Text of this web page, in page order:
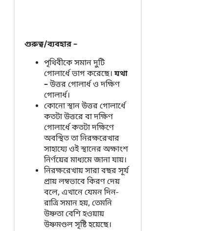
গুরুত্ব/ব্যবহার –
পৃথিবীকে সমান দুটি
গোলার্ধে ভাগ করেছে।যথা
–উত্তর গোলার্ধ ও দক্ষিণ
গোলার্ধ।
কোনো স্থান উত্তর গোলার্ধে
কতটা উত্তরে বা দক্ষিণ
গোলার্ধে কতটা দক্ষিণে
অবস্থিত তা নিরক্ষরেখার
সাহায্যে ওই স্থানের অক্ষাংশ
নির্ণয়ের মাধ্যমে জানা যায়।
নিরক্ষরেখায় সারা বছর সূর্য
প্রায় লম্বভাবে কিরণ দেয়
বলে, এখানে যেমন দিন-
রাত্রি সমান হয়, তেমনি
উষ্ণতা বেশি হওয়ায়
উষ্ণমণ্ডল সৃষ্টি হয়েছে।